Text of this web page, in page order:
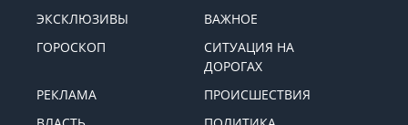
ЭКСКЛЮЗИВЫ
ВАЖНОЕ
ГОРОСКОП
СИТУАЦИЯ НА
ДОРОГАХ
РЕКЛАМА
ПРОИСШЕСТВИЯ